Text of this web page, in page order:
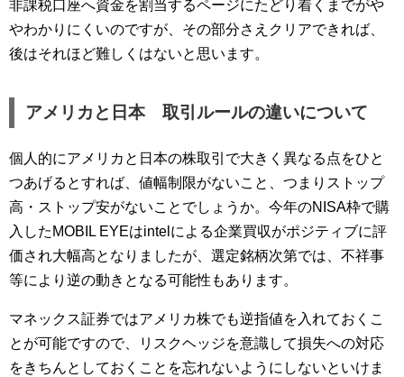
非課税口座へ資金を割当するページにたどり着くまでがや
やわかりにくいのですが、その部分さえクリアできれば、
後はそれほど難しくはないと思います。
アメリカと日本 取引ルールの違いについて
個人的にアメリカと日本の株取引で大きく異なる点をひと
つあげるとすれば、値幅制限がないこと、つまりストップ
高・ストップ安がないことでしょうか。今年のNISA枠で購
入したMOBIL EYEはintelによる企業買収がポジティブに評
価され大幅高となりましたが、選定銘柄次第では、不祥事
等により逆の動きとなる可能性もあります。
マネックス証券ではアメリカ株でも逆指値を入れておくこ
とが可能ですので、リスクヘッジを意識して損失への対応
をきちんとしておくことを忘れないようにしないといけま